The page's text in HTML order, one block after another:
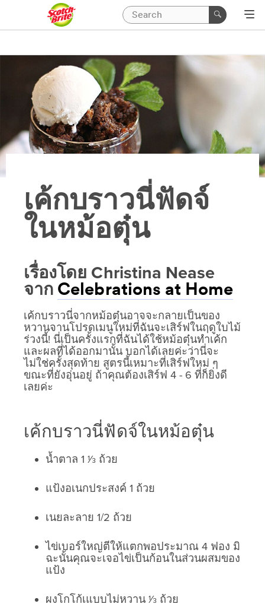
เค้กบราวนี่ฟัดจ์
ในหม้อตุ๋น
เรื่องโดย Christina Nease
จาก Celebrations at Home
เค้กบราวนี่จากหม้อตุ๋นอาจจะกลายเป็นของ
หวานจานโปรดเมนูใหม่ที่ฉันจะเสิร์ฟในฤดูใบไม้
ร่วงนี้! นี่เป็นครั้งแรกที่ฉันได้ใช้หม้อตุ๋นทำเค้ก
และผลที่ได้ออกมานั้น บอกได้เลยค่ะว่านี่จะ
ไม่ใช่ครั้งสุดท้าย สูตรนี้เหมาะที่เสิร์ฟใหม่ ๆ
ขณะที่ยังอุ่นอยู่ ถ้าคุณต้องเสิร์ฟ 4 - 6 ที่ก็ยิ่งดี
เลยค่ะ
เค้กบราวนี่ฟัดจ์ในหม้อตุ๋น
น้ำตาล 1 1⁄3 ถ้วย
แป้งอเนกประสงค์ 1 ถ้วย
เนยละลาย 1/2 ถ้วย
ไข่เบอร์ใหญ่ตีให้แตกพอประมาณ 4 ฟอง มิ
ฉะนั้นคุณจะเจอไข่เป็นก้อนในส่วนผสมของ
แป้ง
ผงโกโก้เแบบไม่หวาน 1⁄3 ถ้วย